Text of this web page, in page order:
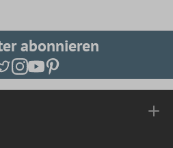
abonnieren